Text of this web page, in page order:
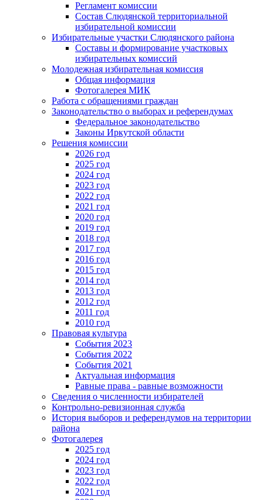
Регламент комиссии
Состав Слюдянской территориальной
избирательной комиссии
Избирательные участки Слюдянского района
Составы и формирование участковых
избирательных комиссий
Молодежная избирательная комиссия
Общая информация
Фотогалерея МИК
Работа с обращениями граждан
Законодательство о выборах и референдумах
Федеральное законодательство
Законы Иркутской области
Решения комиссии
2026 год
2025 год
2024 год
2023 год
2022 год
2021 год
2020 год
2019 год
2018 год
2017 год
2016 год
2015 год
2014 год
2013 год
2012 год
2011 год
2010 год
Правовая культура
События 2023
События 2022
События 2021
Актуальная информация
Равные права - равные возможности
Сведения о численности избирателей
Контрольно-ревизионная служба
История выборов и референдумов на территории
района
Фотогалерея
2025 год
2024 год
2023 год
2022 год
2021 год